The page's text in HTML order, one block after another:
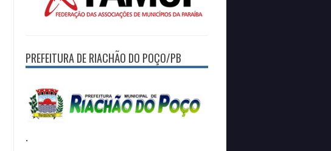
PREFEITURA DE RIACHÃO DO POÇO/PB
.